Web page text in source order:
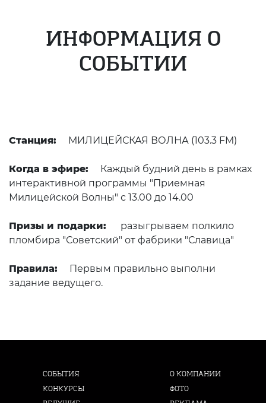
ИНФОРМАЦИЯ О
СОБЫТИИ
Станция: МИЛИЦЕЙСКАЯ ВОЛНА (103.3 FM)
Когда в эфире:
Каждый будний день в рамках
интерактивной программы "Приемная
Милицейской Волны" с 13.00 до 14.00
Призы и подарки:
разыгрываем полкило
пломбира "Советский" от фабрики "Славица"
Правила:
Первым правильно выполни
задание ведущего.
СОБЫТИЯ
КОНКУРСЫ
О КОМПАНИИ
ФОТО